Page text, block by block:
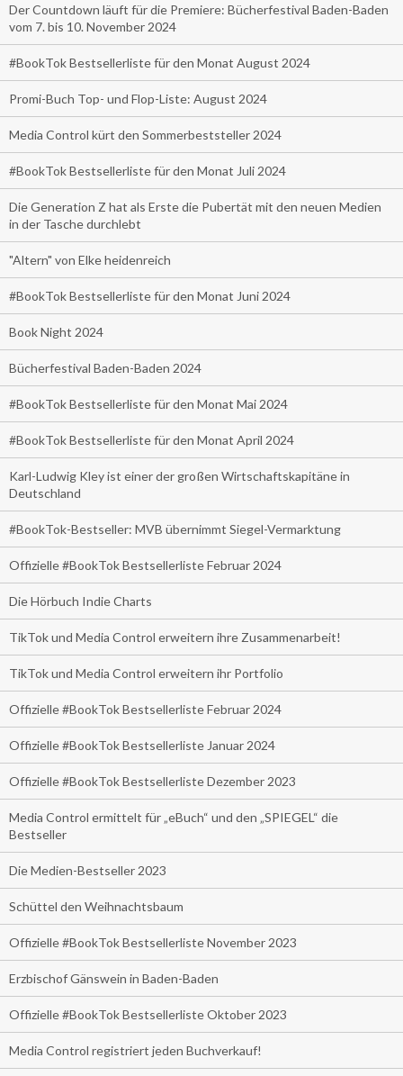
Der Countdown läuft für die Premiere: Bücherfestival Baden-Baden
vom 7. bis 10. November 2024
#BookTok Bestsellerliste für den Monat August 2024
Promi-Buch Top- und Flop-Liste: August 2024
Media Control kürt den Sommerbeststeller 2024
#BookTok Bestsellerliste für den Monat Juli 2024
Die Generation Z hat als Erste die Pubertät mit den neuen Medien
in der Tasche durchlebt
"Altern" von Elke heidenreich
#BookTok Bestsellerliste für den Monat Juni 2024
Book Night 2024
Bücherfestival Baden-Baden 2024
#BookTok Bestsellerliste für den Monat Mai 2024
#BookTok Bestsellerliste für den Monat April 2024
Karl-Ludwig Kley ist einer der großen Wirtschaftskapitäne in
Deutschland
#BookTok-Bestseller: MVB übernimmt Siegel-Vermarktung
Offizielle #BookTok Bestsellerliste Februar 2024
Die Hörbuch Indie Charts
TikTok und Media Control erweitern ihre Zusammenarbeit!
TikTok und Media Control erweitern ihr Portfolio
Offizielle #BookTok Bestsellerliste Februar 2024
Offizielle #BookTok Bestsellerliste Januar 2024
Offizielle #BookTok Bestsellerliste Dezember 2023
Media Control ermittelt für „eBuch“ und den „SPIEGEL“ die
Bestseller
Die Medien-Bestseller 2023
Schüttel den Weihnachtsbaum
Offizielle #BookTok Bestsellerliste November 2023
Erzbischof Gänswein in Baden-Baden
Offizielle #BookTok Bestsellerliste Oktober 2023
Media Control registriert jeden Buchverkauf!